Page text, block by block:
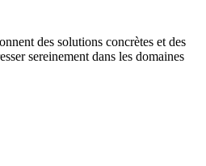
des solutions concrètes et des
sereinement dans les domaines